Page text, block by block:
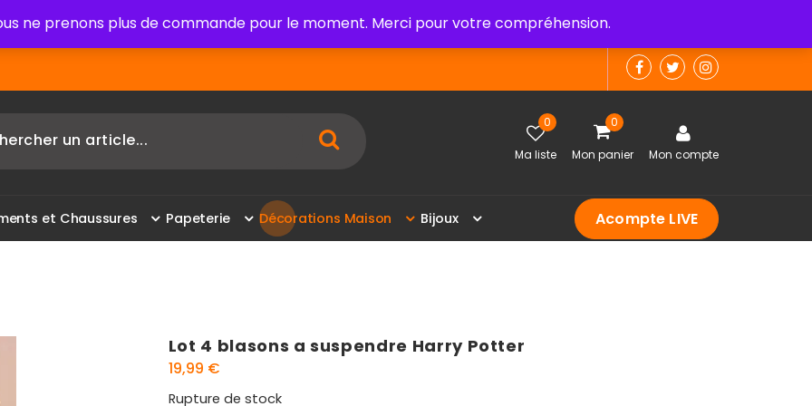
ne prenons plus de commande pour le moment. Merci pour votre compréhension.
0
Ma liste
0
Mon panier Mon compte
ents et Chaussures Papeterie Décorations Maison Bijoux Acompte LIVE
Lot 4 blasons a suspendre Harry Potter
19,99 €
Rupture de stock